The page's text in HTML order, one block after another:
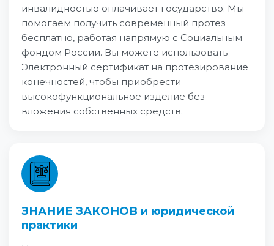
инвалидностью оплачивает государство. Мы
помогаем получить современный протез
бесплатно, работая напрямую с Социальным
фондом России. Вы можете использовать
Электронный сертификат на протезирование
конечностей, чтобы приобрести
высокофункциональное изделие без
вложения собственных средств.
ЗНАНИЕ ЗАКОНОВ и юридической
практики